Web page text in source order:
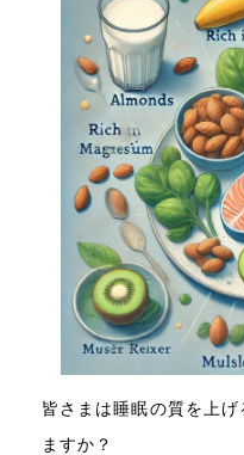
皆さまは睡眠の質を上
ますか？